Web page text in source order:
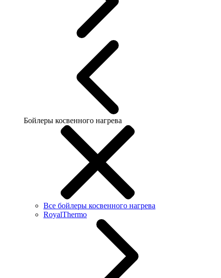
Бойлеры косвенного нагрева
Все бойлеры косвенного нагрева
RoyalThermo